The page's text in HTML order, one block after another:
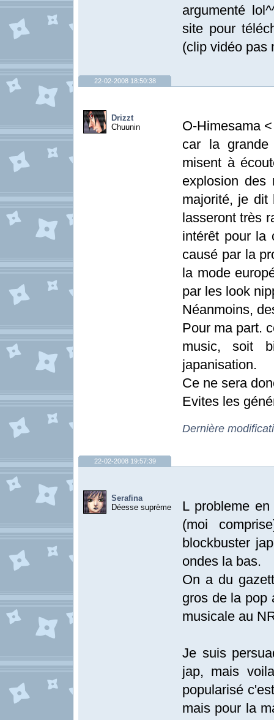
argumenté
site pour
(clip vidéo pas
22-02-2008 18:50:38
Drizzt
Chuunin
O-Himesama
car la
misent à
explosion des
majorité, je dit
lasseront très
intérêt pour la
causé par la
la mode
par les look
Néanmoins,
Pour ma part.
music, soit
japanisation.
Ce ne sera
Evites les
Dernière
22-02-2008 19:57:39
Serafina
Déesse suprème
L probleme
(moi
blockbuster
ondes la bas.
On a du
gros de la pop
musicale au
Je suis
jap, mais
popularisé
mais pour la